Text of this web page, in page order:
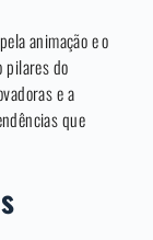
animação e o
pilares do
e a
que